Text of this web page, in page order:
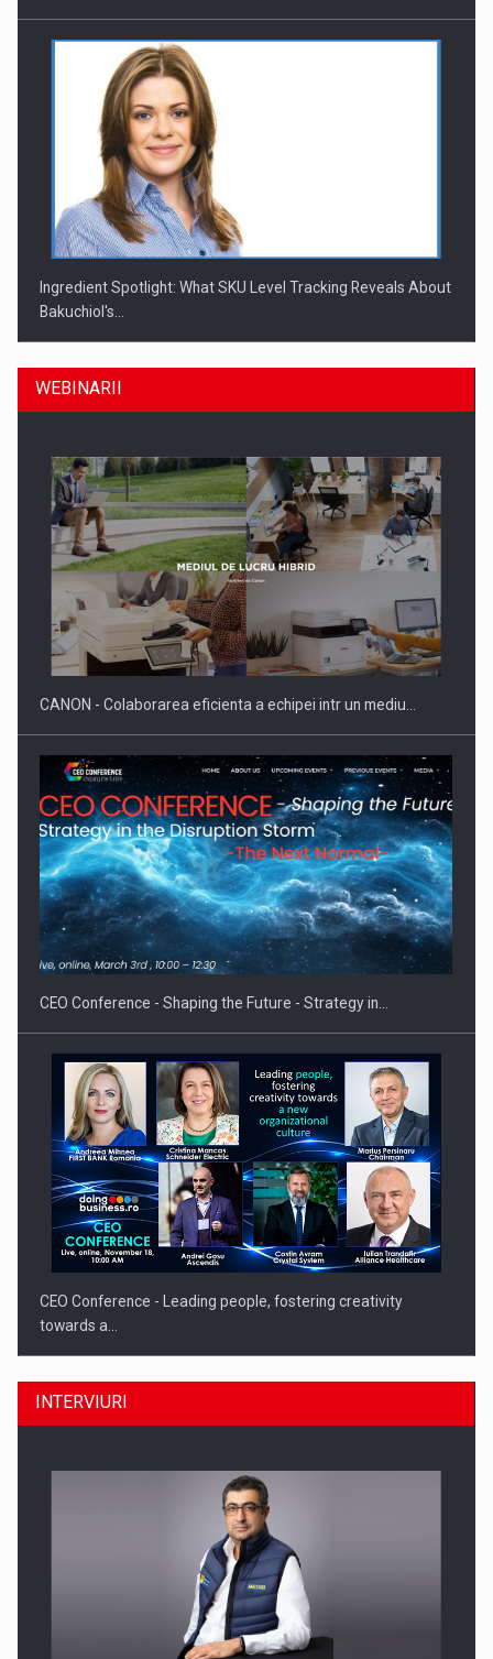
Ingredient Spotlight: What SKU Level Tracking Reveals About
Bakuchiol's…
Producatorii si comerciantii care nu se supun noilor
reglementari…
Proteinmaxxing and the Future of Protein Demand
WEBINARII
CANON - Colaborarea eficienta a echipei intr un mediu…
CEO Conference - Shaping the Future - Strategy in…
CEO Conference - Leading people, fostering creativity
towards a…
CEO Conference - Shaping The Future - Technology and…
INTERVIURI